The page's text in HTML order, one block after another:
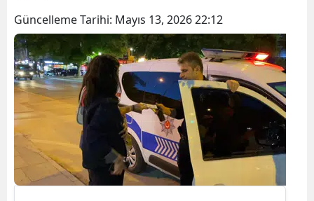
Balıkesir
Bilecik
Bingöl
Bitlis
Bolu
Burdur
Güncelleme Tarihi: Mayıs 13, 2026 22:12